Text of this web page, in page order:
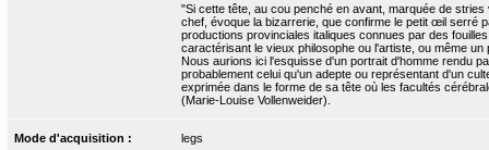
"Si cette tête, au cou penché en avant, marquée de
chef, évoque la bizarrerie, que confirme le petit œil serré
productions provinciales italiques connues par des
caractérisant le vieux philosophe ou l'artiste, ou même un
Nous aurions ici l'esquisse d'un portrait d'homme rendu
probablement celui qu'un adepte ou représentant d'un
exprimée dans le forme de sa tête où les facultés
(Marie-Louise Vollenweider).
Mode d'acquisition : legs